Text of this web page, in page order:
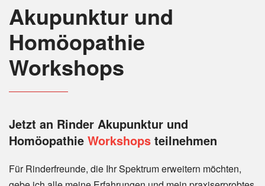
Akupunktur und
Homöopathie
Workshops
Jetzt an Rinder Akupunktur und
Homöopathie Workshops teilnehmen
Für Rinderfreunde, die Ihr Spektrum erweitern möchten,